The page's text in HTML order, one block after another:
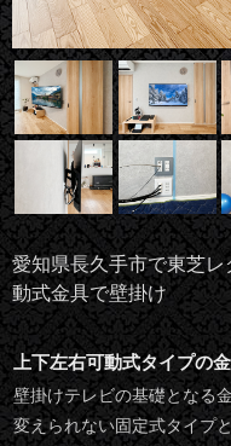
愛知県長久手市で東芝
動式金具で壁掛け
上下左右可動式タイプの
壁掛けテレビの基礎となる
変えられない固定式タイプ